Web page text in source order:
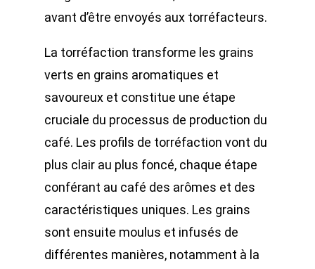
avant d’être envoyés aux torréfacteurs.
La torréfaction transforme les grains
verts en grains aromatiques et
savoureux et constitue une étape
cruciale du processus de production du
café. Les profils de torréfaction vont du
plus clair au plus foncé, chaque étape
conférant au café des arômes et des
caractéristiques uniques. Les grains
sont ensuite moulus et infusés de
différentes manières, notamment à la